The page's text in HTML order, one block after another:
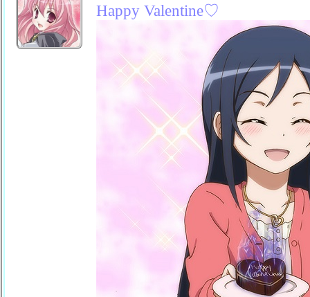
Happy Valentine♡